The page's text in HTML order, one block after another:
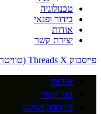
טכנולוגיה
בידור ופנאי
אודות
יצירת קשר
פייסבוק
Threads X (טוויטר)
אודות
צור קשר
פרסמו אצלנו